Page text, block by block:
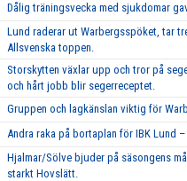
Dålig träningsvecka med sjukdomar
Lund raderar ut Warbergsspöket, tar
Allsvenska toppen.
Storskytten växlar upp och tror på
och hårt jobb blir segerreceptet.
Gruppen och lagkänslan viktig för
Andra raka på bortaplan för IBK Lund
Hjalmar/Sölve bjuder på säsongens
starkt Hovslätt.